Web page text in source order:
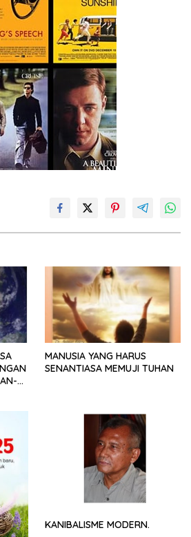
MANUSIA YANG HARUS
SENANTIASA MEMUJI TUHAN
KANIBALISME MODERN.